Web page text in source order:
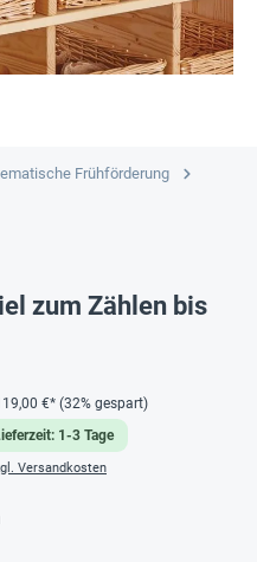
Frühförderung
zum Zählen bis
1-3 Tage
€* (32% gespart)
Versandkosten